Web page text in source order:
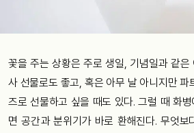
꽃을 주는 상황은 주로 생일, 기념일과 같은
사 선물로도 좋고, 혹은 아무 날 아니지만 파
즈로 선물하고 싶을 때도 있다. 그럴 때 화
면 공간과 분위기가 바로 환해진다. 무엇보